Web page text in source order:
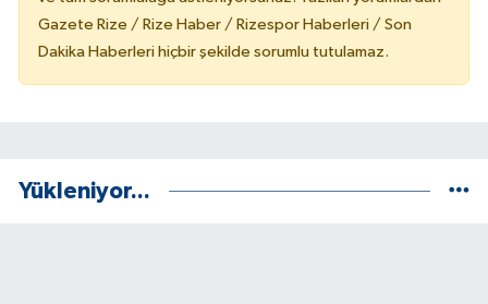
Gazete Rize / Rize Haber / Rizespor Haberleri / Son
Dakika Haberleri hiçbir şekilde sorumlu tutulamaz.
Yükleniyor...